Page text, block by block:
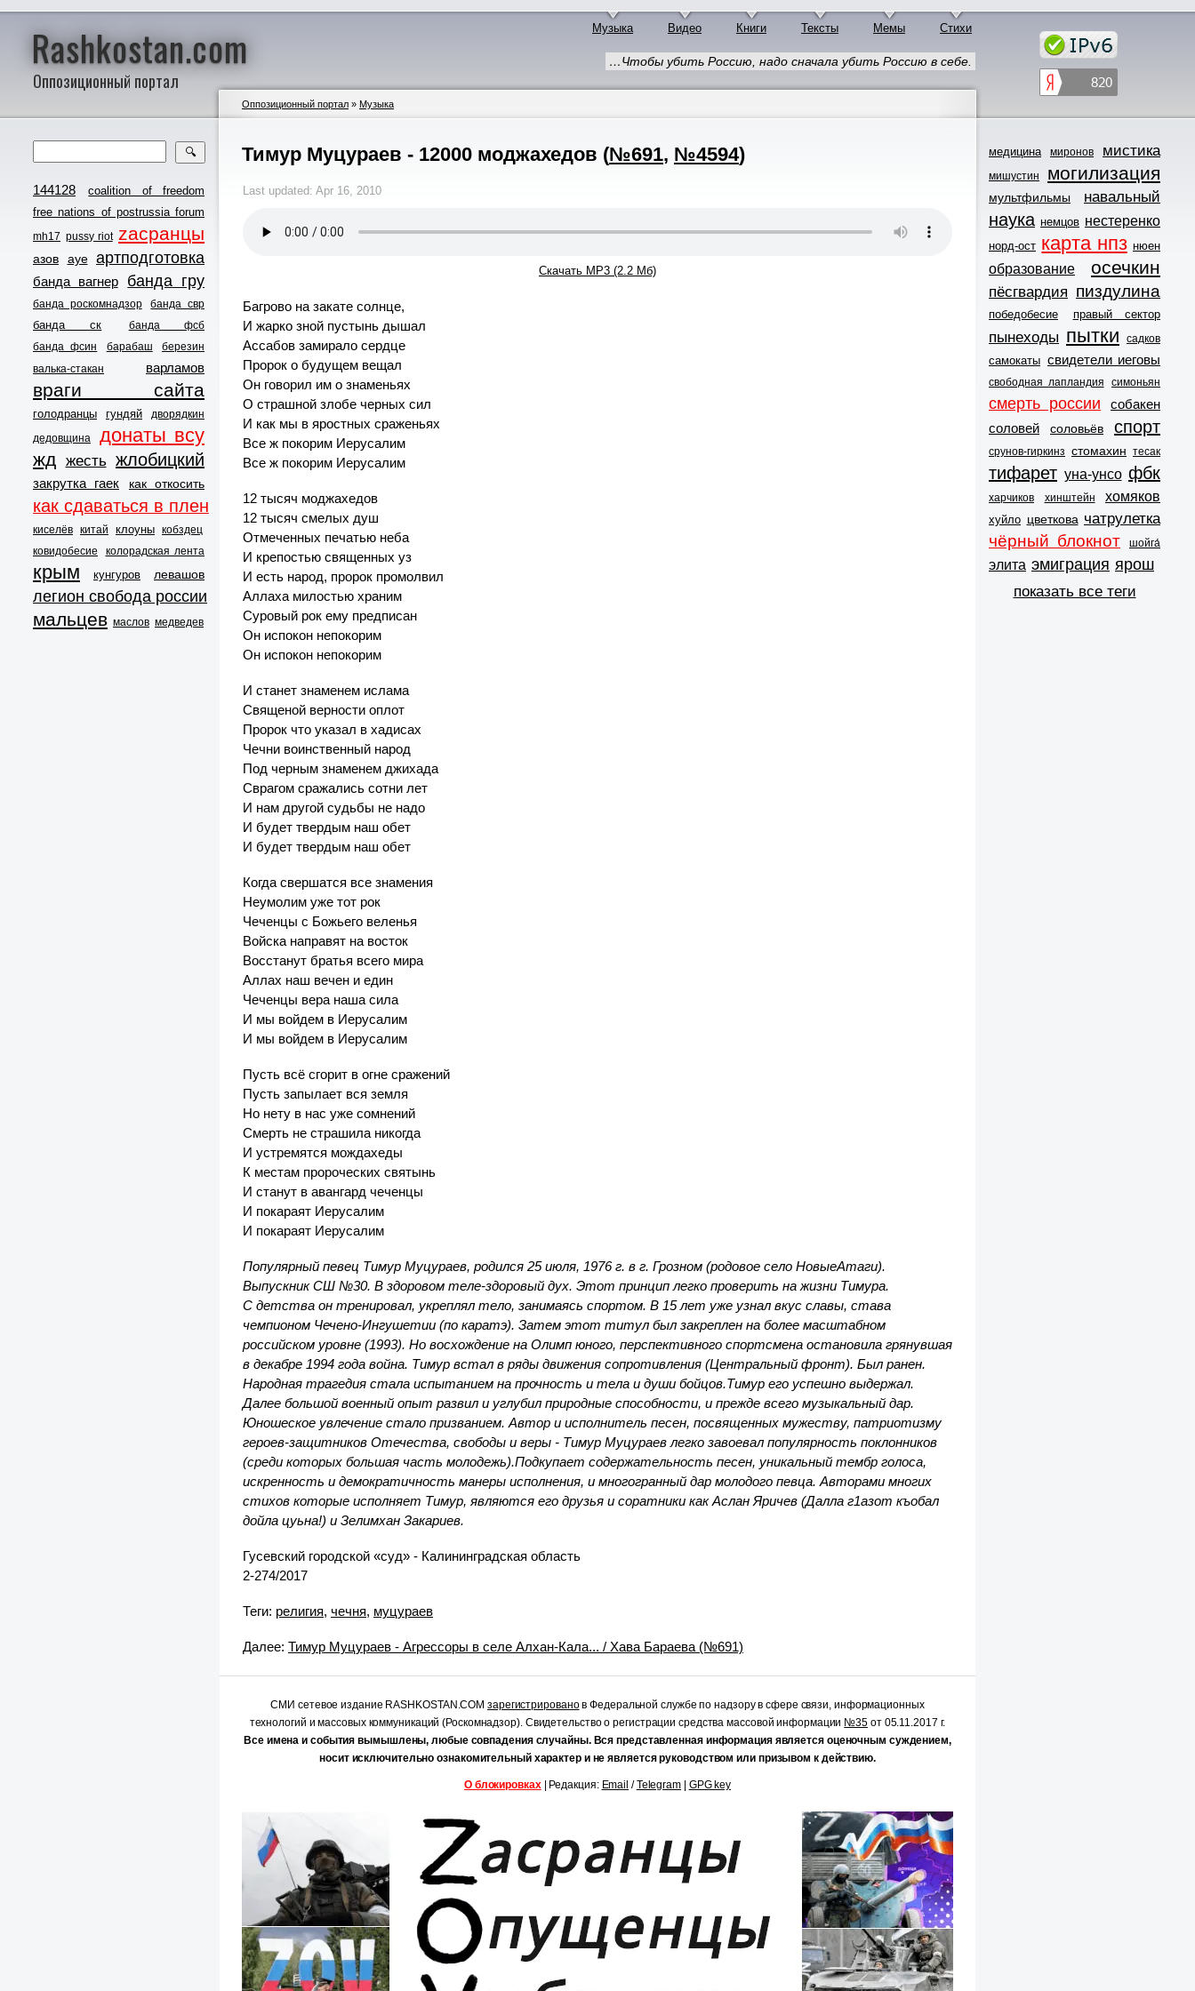
Rashkostan.com
Оппозиционный портал
Музыка Видео Книги Тексты Мемы Стихи
🔍
144128
coalition of freedom
free nations of postrussia forum
mh17 pussy riot zасранцы
азов ауе артподготовка
банда вагнер банда гру
банда роскомнадзор банда свр
банда ск
банда фсб
банда фсин
барабаш
березин
валька-стакан
варламов
враги сайта
голодранцы гундяй
дворядкин
дедовщина
донаты всу
жд жесть жлобицкий
закрутка гаек как откосить
как сдаваться в плен
киселёв китай клоуны кобздец
ковидобесие
колорадская лента
крым кунгуров левашов
легион свобода россии
мальцев маслов медведев
…Чтобы убить Россию, надо сначала убить Россию в себе.
Оппозиционный портал » Музыка
Тимур Муцураев - 12000 моджахедов (№691, №4594)
Last updated: Apr 16, 2010
Скачать MP3 (2.2 Мб)
Багрово на закате солнце,
И жарко зной пустынь дышал
Ассабов замирало сердце
Пророк о будущем вещал
Он говорил им о знаменьях
О страшной злобе черных сил
И как мы в яростных сраженьях
Все ж покорим Иерусалим
Все ж покорим Иерусалим
12 тысяч моджахедов
12 тысяч смелых душ
Отмеченных печатью неба
И крепостью священных уз
И есть народ, пророк промолвил
Аллаха милостью храним
Суровый рок ему предписан
Он испокон непокорим
Он испокон непокорим
И станет знаменем ислама
Священой верности оплот
Пророк что указал в хадисах
Чечни воинственный народ
Под черным знаменем джихада
Сврагом сражались сотни лет
И нам другой судьбы не надо
И будет твердым наш обет
И будет твердым наш обет
Когда свершатся все знамения
Неумолим уже тот рок
Чеченцы с Божьего веленья
Войска направят на восток
Восстанут братья всего мира
Аллах наш вечен и един
Чеченцы вера наша сила
И мы войдем в Иерусалим
И мы войдем в Иерусалим
Пусть всё сгорит в огне сражений
Пусть запылает вся земля
Но нету в нас уже сомнений
Смерть не страшила никогда
И устремятся мождахеды
К местам пророческих святынь
И станут в авангард чеченцы
И покараят Иерусалим
И покараят Иерусалим
Популярный певец Тимур Муцураев, родился 25 июля, 1976 г. в г. Грозном (родовое село НовыеАтаги).
Выпускник СШ №30. В здоровом теле-здоровый дух. Этот принцип легко проверить на жизни Тимура.
С детства он тренировал, укреплял тело, занимаясь спортом. В 15 лет уже узнал вкус славы, става
чемпионом Чечено-Ингушетии (по каратэ). Затем этот титул был закреплен на более масштабном
российском уровне (1993). Но восхождение на Олимп юного, перспективного спортсмена остановила грянувшая
в декабре 1994 года война. Тимур встал в ряды движения сопротивления (Центральный фронт). Был ранен.
Народная трагедия стала испытанием на прочность и тела и души бойцов.Тимур его успешно выдержал.
Далее большой военный опыт развил и углубил природные способности, и прежде всего музыкальный дар.
Юношеское увлечение стало призванием. Автор и исполнитель песен, посвященных мужеству, патриотизму
героев-защитников Отечества, свободы и веры - Тимур Муцураев легко завоевал популярность поклонников
(среди которых большая часть молодежь).Подкупает содержательность песен, уникальный тембр голоса,
искренность и демократичность манеры исполнения, и многогранный дар молодого певца. Авторами многих
стихов которые исполняет Тимур, являются его друзья и соратники как Аслан Яричев (Далла г1азот къобал
дойла цуьна!) и Зелимхан Закариев.
Гусевский городской «суд» - Калининградская область
2-274/2017
Теги: религия, чечня, муцураев
Далее: Тимур Муцураев - Агрессоры в селе Алхан-Кала... / Хава Бараева (№691)
СМИ сетевое издание RASHKOSTAN.COMзарегистрированов Федеральной службе по надзору в сфере связи, информационных
технологий и массовых коммуникаций (Роскомнадзор). Свидетельство о регистрации средства массовой информации №35от 05.11.2017 г.
Все имена и события вымышлены, любые совпадения случайны. Вся представленная информация является оценочным суждением,
носит исключительно ознакомительный характер и не является руководством или призывом к действию.
О блокировках| Редакция: Email /Telegram| GPG key
медицина миронов мистика
мишустин могилизация
мультфильмы навальный
наука немцов нестеренко
норд-ост карта нпз нюен
образование осечкин
пёсгвардия пиздулина
победобесие правый сектор
пынеходы пытки садков
самокаты свидетели иеговы
свободная лапландия симоньян
смерть россии
собакен
соловей
соловьёв спорт
срунов-гиркинз стомахин тесак
тифарет уна-унсо фбк
харчиков хинштейн хомяков
хуйло цветкова чатрулетка
чёрный блокнот шойга́
элита эмиграция ярош
показать все теги